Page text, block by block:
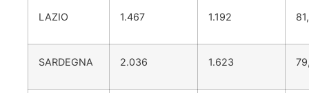
LAZIO 1.467 1.192
SARDEGNA 2.036 1.623